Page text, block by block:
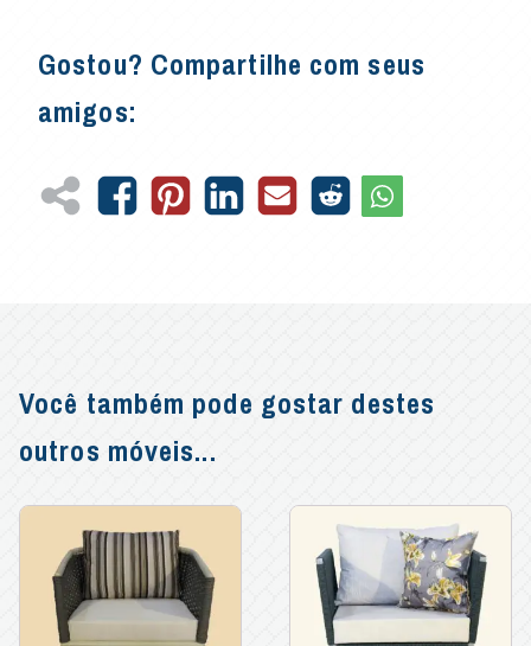
Gostou? Compartilhe com seus
amigos:
Você também pode gostar destes
outros móveis...